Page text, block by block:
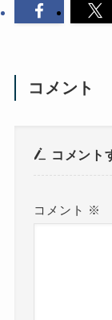
コメント
コメント
コメント ※